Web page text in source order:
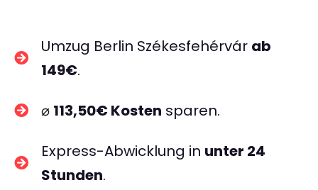
Umzug Berlin Székesfehérvár ab
149€.
⌀ 113,50€ Kosten sparen.
Express-Abwicklung in unter 24
Stunden.